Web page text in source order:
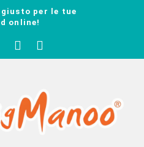
per le tue
online!